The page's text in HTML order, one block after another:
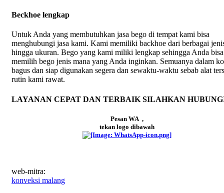
Beckhoe lengkap
Untuk Anda yang membutuhkan jasa bego di tempat kami bisa
menghubungi jasa kami. Kami memiliki backhoe dari berbagai
hingga ukuran. Bego yang kami miliki lengkap sehingga Anda bisa
memilih bego jenis mana yang Anda inginkan. Semuanya dalam
bagus dan siap digunakan segera dan sewaktu-waktu sebab alat
rutin kami rawat.
LAYANAN CEPAT DAN TERBAIK SILAHKAN
Pesan WA ,
tekan logo dibawah
web-mitra:
konveksi malang